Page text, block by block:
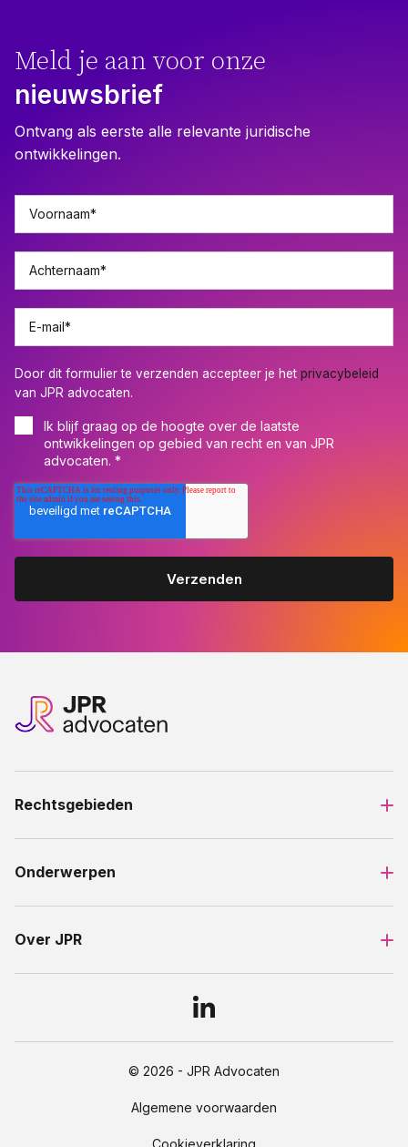
Meld je aan voor onze
nieuwsbrief
Ontvang als eerste alle relevante juridische
ontwikkelingen.
Voornaam*
Achternaam*
E-mail*
Door dit formulier te verzenden accepteer je het privacybeleid
van JPR advocaten.
Ik blijf graag op de hoogte over de laatste
ontwikkelingen op gebied van recht en van JPR
advocaten. *
Rechtsgebieden
Onderwerpen
Over JPR
© 2026 - JPR Advocaten
Algemene voorwaarden